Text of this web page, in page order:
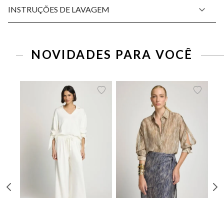
INSTRUÇÕES DE LAVAGEM
NOVIDADES PARA VOCÊ